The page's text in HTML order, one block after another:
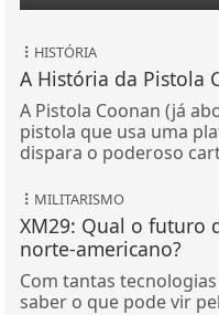
HISTÓRIA
A História da Pistola
A Pistola Coonan (já
pistola que usa uma
dispara o poderoso
MILITARISMO
XM29: Qual o futuro
norte-americano?
Com tantas
saber o que pode vir